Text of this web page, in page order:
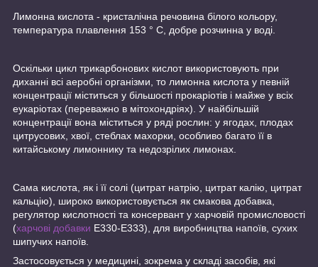
Лимонна кислота - кристалічна речовина білого кольору,
температура плавлення 153 ° C, добре розчинна у воді.
Оскільки цикл трикарбонових кислот використовують при
диханні всі аеробні організми, то лимонна кислота у певній
концентрації міститься у більшості прокаріотів і майже у всіх
еукаріотах (переважно в мітохондріях). У найбільшій
концентрації вона міститься у ряді рослин: у ягодах, плодах
цитрусових, хвої, стеблах махорки, особливо багато її в
китайському лимоннику та недозрілих лимонах.
Сама кислота, як і її солі (цитрат натрію, цитрат калію, цитрат
кальцію), широко використовується як смакова добавка,
регулятор кислотності та консервант у харчовій промисловості
(харчові добавки E330-Е333), для виробництва напоїв, сухих
шипучих напоїв.
Застосовується у медицині, зокрема у складі засобів, які